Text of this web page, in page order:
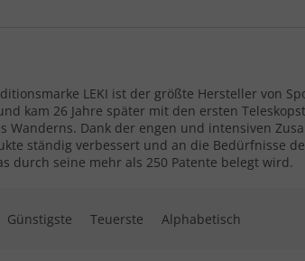
LEKI ist der größte Hersteller von
kam 26 Jahre später mit den ersten
Wanderns. Dank der engen und intensiven
ständig verbessert und an die Bedürfnisse
durch seine mehr als 250 Patente belegt wird.
Günstigste Teuerste Alphabetisch